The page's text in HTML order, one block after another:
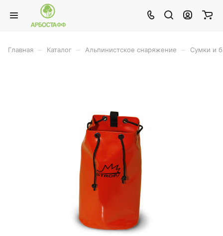
Главная Каталог Альпинистское снаряжение Сумки и